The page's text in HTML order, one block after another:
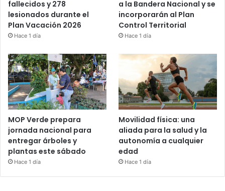
fallecidos y 278
lesionados durante el
Plan Vacación 2026
Hace 1 día
a la Bandera Nacional y se
incorporarán al Plan
Control Territorial
Hace 1 día
MOP Verde prepara
jornada nacional para
entregar árboles y
plantas este sábado
Hace 1 día
Movilidad física: una
aliada para la salud y la
autonomía a cualquier
edad
Hace 1 día